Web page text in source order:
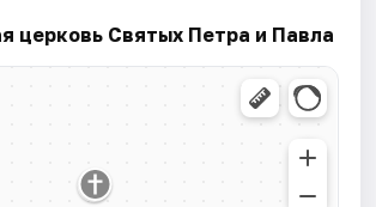
церковь Святых Петра и Павла